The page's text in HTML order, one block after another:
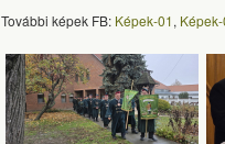
További képek FB: Képek-01,